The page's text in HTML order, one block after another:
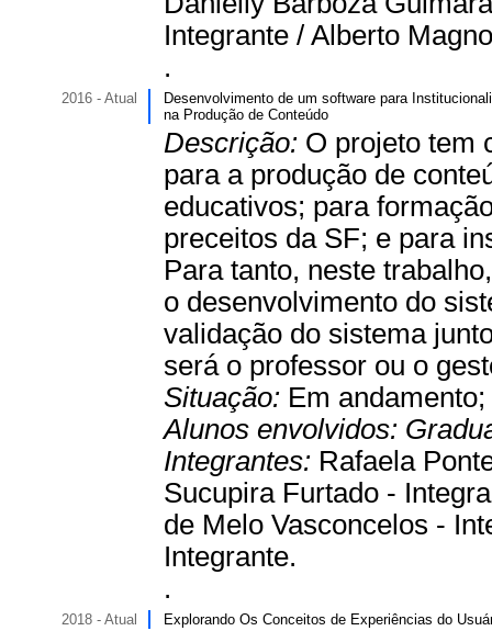
Integrante / Alberto
.
2016 - Atual
Desenvolvimento de um software para
na Produção de Conteúdo
Descrição: O projeto tem
para a produção de
educativos; para
preceitos da SF; e para
Para tanto, neste
o desenvolvimento do
validação do sistema
será o professor ou o
Situação: Em andamento;
Alunos envolvidos:
Integrantes: Rafaela
Sucupira Furtado -
de Melo Vasconcelos -
Integrante.
.
2018 - Atual Explorando Os Conceitos de Experiências do